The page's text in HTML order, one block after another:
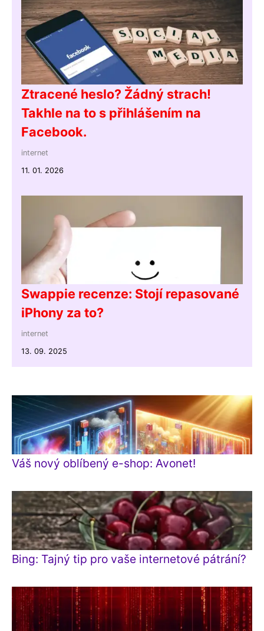
Ztracené heslo? Žádný strach!
Takhle na to s přihlášením na
Facebook.
internet
11. 01. 2026
Swappie recenze: Stojí repasované
iPhony za to?
internet
13. 09. 2025
Váš nový oblíbený e-shop: Avonet!
Bing: Tajný tip pro vaše internetové pátrání?